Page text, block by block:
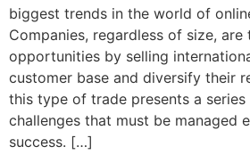
biggest trends in the world of
Companies, regardless of size,
opportunities by selling
customer base and diversify their
this type of trade presents a
challenges that must be managed
success. […]